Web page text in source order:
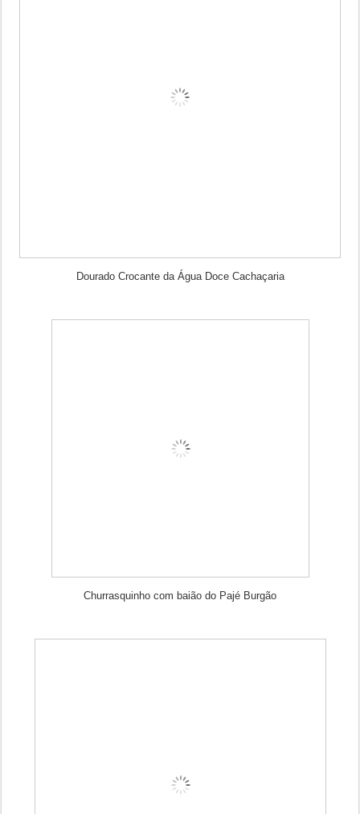
Dourado Crocante da Água Doce Cachaçaria
Churrasquinho com baião do Pajé Burgão